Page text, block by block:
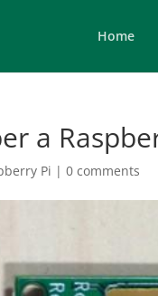
Home
a
Pi |0 comments